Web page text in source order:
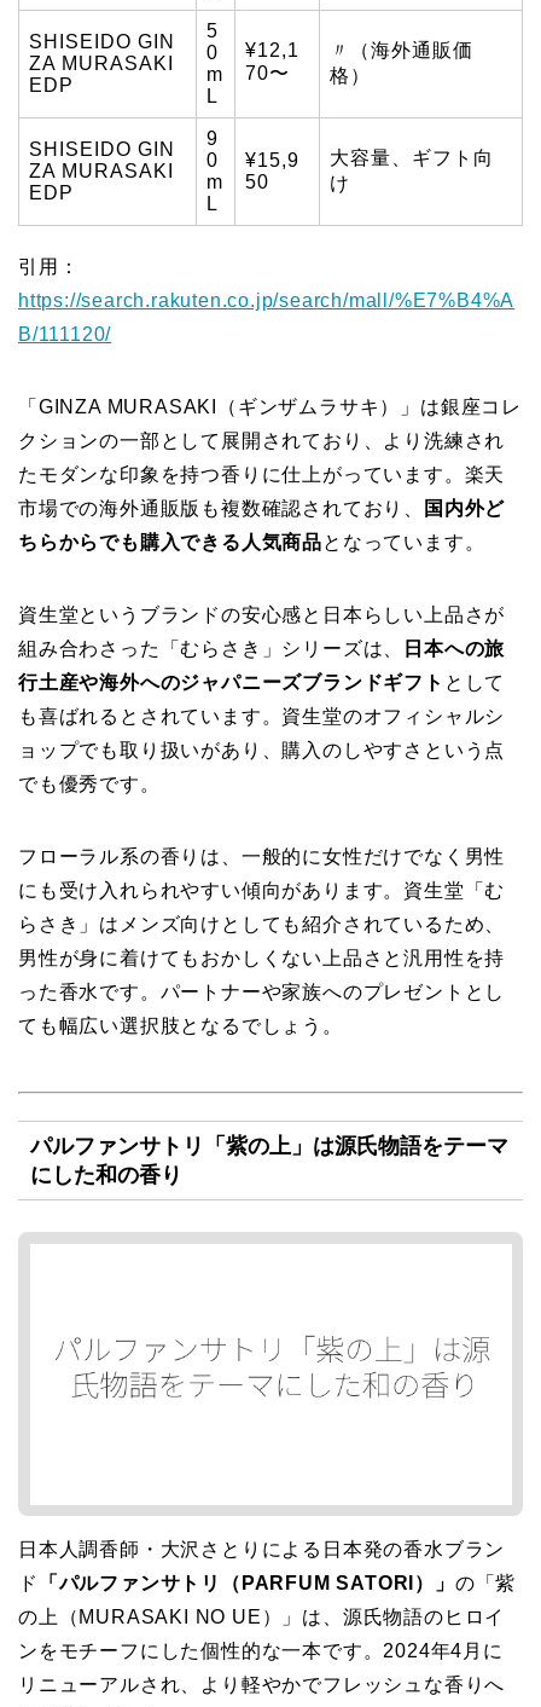
SHISEIDO GIN
ZA MURASAKI
EDP
5
0
m
L
¥12,1
70〜
〃（海外通販価
格）
SHISEIDO GIN
ZA MURASAKI
EDP
9
0
m
L
¥15,9
50
大容量、ギフト向
け
引用：
https://search.rakuten.co.jp/search/mall/%E7%B4%A
B/111120/
「GINZA MURASAKI（ギンザムラサキ）」は銀座コレ
クションの一部として展開されており、より洗練され
たモダンな印象を持つ香りに仕上がっています。楽天
市場での海外通販版も複数確認されており、
国内外ど
ちらからでも購入できる人気商品となっています。
資生堂というブランドの安心感と日本らしい上品さが
組み合わさった「むらさき」シリーズは、
日本への旅
行土産や海外へのジャパニーズブランドギフト として
も喜ばれるとされています。資生堂のオフィシャルシ
ョップでも取り扱いがあり、購入のしやすさという点
でも優秀です。
フローラル系の香りは、一般的に女性だけでなく男性
にも受け入れられやすい傾向があります。資生堂「む
らさき」はメンズ向けとしても紹介されているため、
男性が身に着けてもおかしくない上品さと汎用性を持
った香水です。パートナーや家族へのプレゼントとし
ても幅広い選択肢となるでしょう。
パルファンサトリ「紫の上」は源氏物語をテーマ
にした和の香り
日本人調香師・大沢さとりによる日本発の香水ブラン
ド
「パルファンサトリ（PARFUM SATORI）」 の「紫
の上（MURASAKI NO UE）」は、源氏物語のヒロイ
ンをモチーフにした個性的な一本です。2024年4月に
リニューアルされ、より軽やかでフレッシュな香りへ